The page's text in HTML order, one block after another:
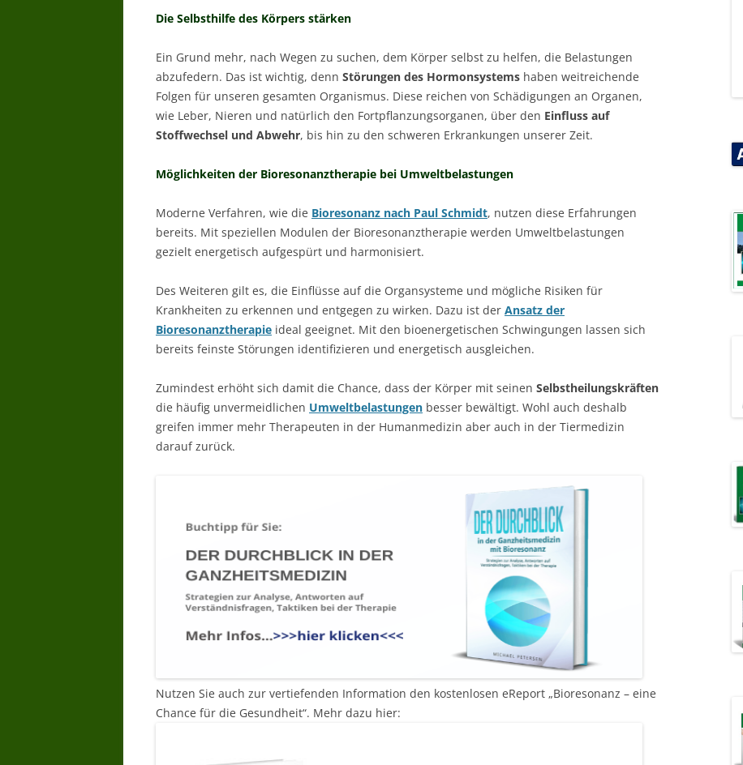
Die Selbsthilfe des Körpers stärken
Ein Grund mehr, nach Wegen zu suchen, dem Körper selbst zu helfen, die Belastungen
abzufedern. Das ist wichtig, denn Störungen des Hormonsystems haben weitreichende
Folgen für unseren gesamten Organismus. Diese reichen von Schädigungen an Organen,
wie Leber, Nieren und natürlich den Fortpflanzungsorganen, über den Einfluss auf
Stoffwechsel und Abwehr, bis hin zu den schweren Erkrankungen unserer Zeit.
Möglichkeiten der Bioresonanztherapie bei Umweltbelastungen
Moderne Verfahren, wie die Bioresonanz nach Paul Schmidt, nutzen diese Erfahrungen
bereits. Mit speziellen Modulen der Bioresonanztherapie werden Umweltbelastungen
gezielt energetisch aufgespürt und harmonisiert.
Des Weiteren gilt es, die Einflüsse auf die Organsysteme und mögliche Risiken für
Krankheiten zu erkennen und entgegen zu wirken. Dazu ist der Ansatz der
Bioresonanztherapie ideal geeignet. Mit den bioenergetischen Schwingungen lassen sich
bereits feinste Störungen identifizieren und energetisch ausgleichen.
Zumindest erhöht sich damit die Chance, dass der Körper mit seinen Selbstheilungskräften
die häufig unvermeidlichen Umweltbelastungen besser bewältigt. Wohl auch deshalb
greifen immer mehr Therapeuten in der Humanmedizin aber auch in der Tiermedizin
darauf zurück.
Nutzen Sie auch zur vertiefenden Information den kostenlosen eReport „Bioresonanz – eine
Chance für die Gesundheit“. Mehr dazu hier: